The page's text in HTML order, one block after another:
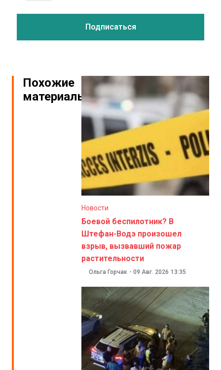
Похожие
материалы
Новости
Боевой беспилотник? В
Штефан-Водэ произошел
взрыв, вызвавший пожар
растительности
Ольга Горчак - 09 Авг. 2026 13:35